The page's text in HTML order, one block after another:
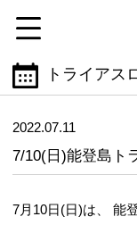
トライアス
2022.07.11
7/10(日)能登島ト
7月10日(日)は、 能